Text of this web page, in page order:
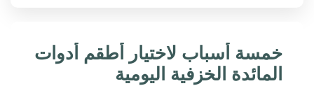
خمسة أسباب لاختيار أطقم أدوات
المائدة الخزفية اليومية